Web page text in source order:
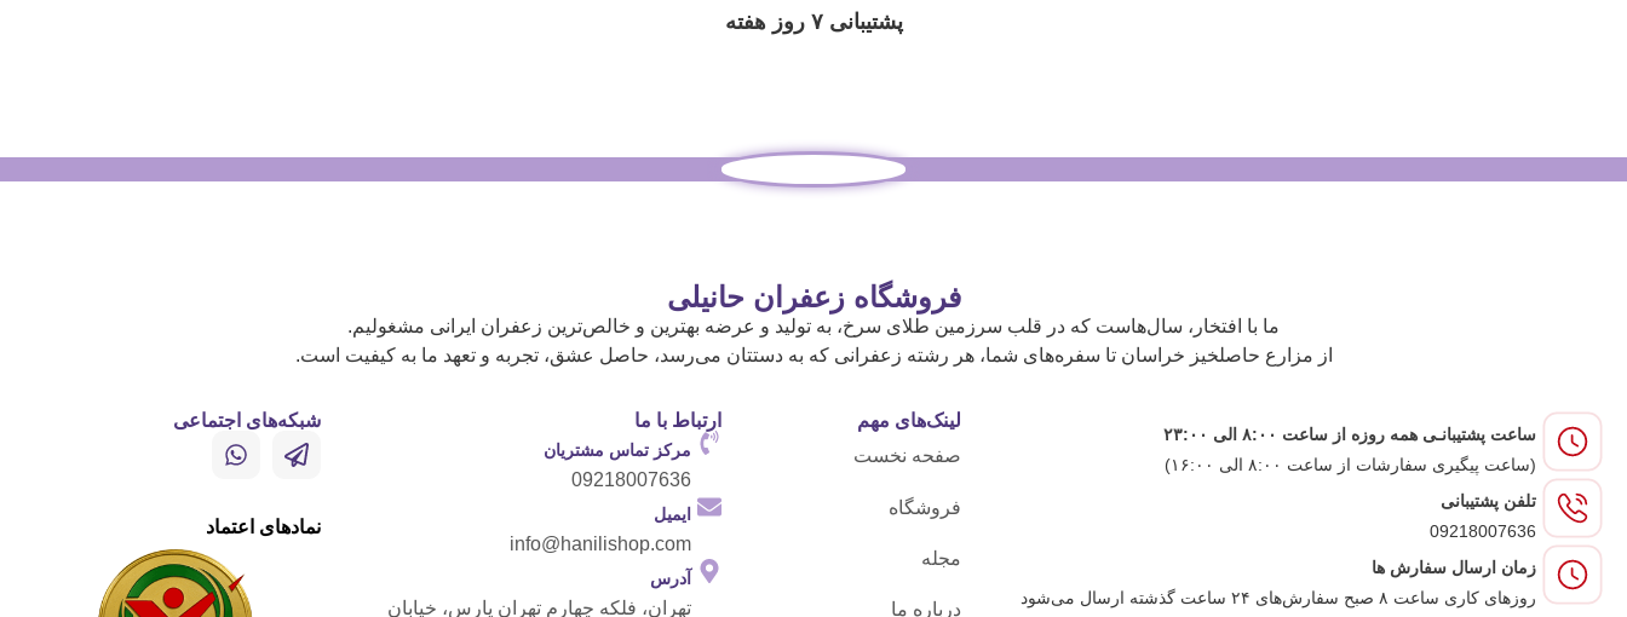
پشتیبانی ۷ روز هفته
فروشگاه زعفران حانیلی
ما با افتخار، سال‌هاست که در قلب سرزمین طلای سرخ، به تولید و عرضه بهترین و خالص‌ترین زعفران ایرانی مشغولیم.
از مزارع حاصلخیز خراسان تا سفره‌های شما، هر رشته زعفرانی که به دستتان می‌رسد، حاصل عشق، تجربه و تعهد ما به کیفیت است.
ساعت پشتیبانـی همه روزه از ساعت ۸:۰۰ الی ۲۳:۰۰
(ساعت پیگیری سفارشات از ساعت ۸:۰۰ الی ۱۶:۰۰)
تلفن پشتیبانی
09218007636
زمان ارسال سفارش ها
روزهای کاری ساعت ۸ صبح سفارش‌های ۲۴ ساعت گذشته ارسال می‌شود
لینک‌های مهم
صفحه نخست
فروشگاه
مجله
درباره ما
ارتباط با ما
مرکز تماس مشتریان
09218007636
ایمیل
info@hanilishop.com
آدرس
تهران، فلکه چهارم تهران پارس، خیابان
شبکه‌های اجتماعی
نمادهای اعتماد